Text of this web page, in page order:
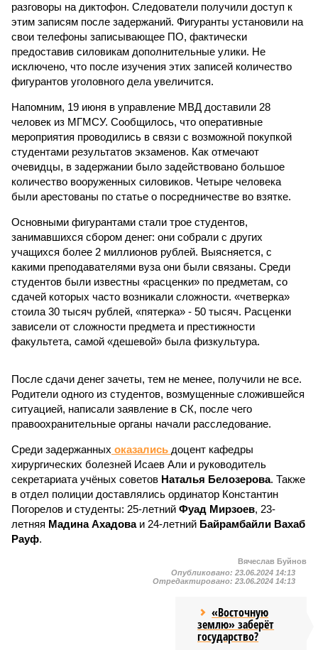
разговоры на диктофон. Следователи получили доступ к
этим записям после задержаний. Фигуранты установили на
свои телефоны записывающее ПО, фактически
предоставив силовикам дополнительные улики. Не
исключено, что после изучения этих записей количество
фигурантов уголовного дела увеличится.
Напомним, 19 июня в управление МВД доставили 28
человек из МГМСУ. Сообщилось, что оперативные
мероприятия проводились в связи с возможной покупкой
студентами результатов экзаменов. Как отмечают
очевидцы, в задержании было задействовано большое
количество вооруженных силовиков. Четыре человека
были арестованы по статье о посредничестве во взятке.
Основными фигурантами стали трое студентов,
занимавшихся сбором денег: они собрали с других
учащихся более 2 миллионов рублей. Выясняется, с
какими преподавателями вуза они были связаны. Среди
студентов были известны «расценки» по предметам, со
сдачей которых часто возникали сложности. «четверка»
стоила 30 тысяч рублей, «пятерка» - 50 тысяч. Расценки
зависели от сложности предмета и престижности
факультета, самой «дешевой» была физкультура.
После сдачи денег зачеты, тем не менее, получили не все.
Родители одного из студентов, возмущенные сложившейся
ситуацией, написали заявление в СК, после чего
правоохранительные органы начали расследование.
Среди задержанных оказались доцент кафедры
хирургических болезней Исаев Али и руководитель
секретариата учёных советов Наталья Белозерова. Также
в отдел полиции доставлялись ординатор Константин
Погорелов и студенты: 25-летний Фуад Мирзоев, 23-
летняя Мадина Ахадоваи 24-летний Байрамбайли Вахаб
Рауф.
Вячеслав Буйнов
Опубликовано: 23.06.2024 14:13
Отредактировано: 23.06.2024 14:13
«Восточную
землю» заберёт
государство?